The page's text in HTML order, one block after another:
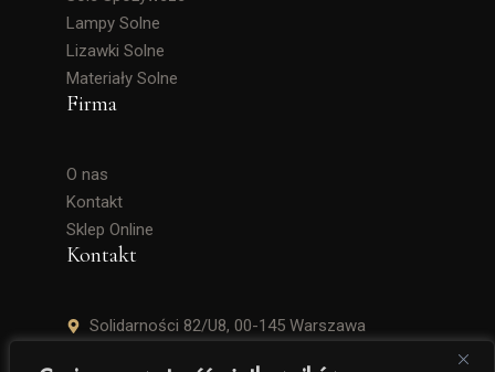
Lampy Solne
Lizawki Solne
Materiały Solne
Firma
O nas
Kontakt
Sklep Online
Kontakt
Solidarności 82/U8, 00-145 Warszawa